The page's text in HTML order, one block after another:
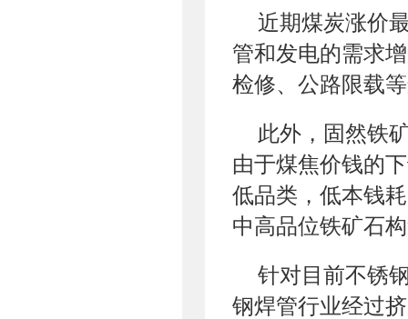
近期煤炭涨价
管和发电的需求
检修、公路限载
此外，固然铁
由于煤焦价钱的
低品类，低本钱
中高品位铁矿石
针对目前不锈
钢焊管行业经过